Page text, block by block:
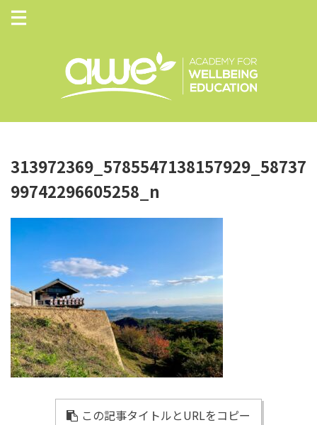
313972369_5785547138157929_58737
99742296605258_n
この記事タイトルとURLをコピー